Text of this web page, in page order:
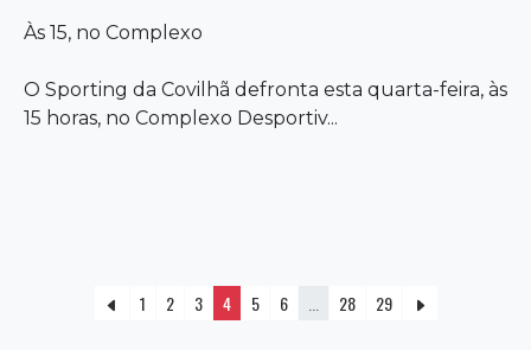
Às 15, no Complexo
O Sporting da Covilhã defronta esta quarta-feira, às
15 horas, no Complexo Desportiv...
1 2 3 4 5 6 28 29